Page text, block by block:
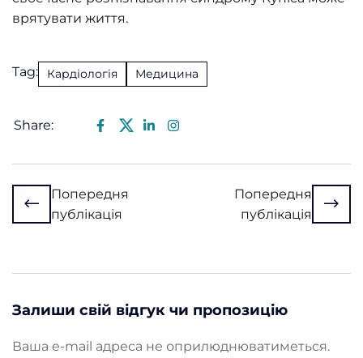
врятувати життя.
Tag: Кардіологія Медицина
Share:
Попередня
публікація
Попередня
публікація
Залиши свій відгук чи пропозицію
Ваша e-mail адреса не оприлюднюватиметься.